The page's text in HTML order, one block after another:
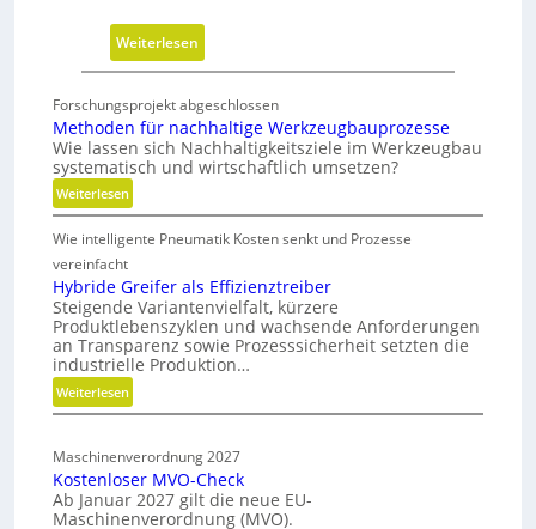
a
t
i
g
e
i
s
-
R
o
d
a
p
Weiterlesen
N
u
e
V
r
s
o
n
d
e
C
C
-
S
Forschungsprojekt abgeschlossen
Methoden für nachhaltige Werkzeugbauprozesse
Wie lassen sich Nachhaltigkeitsziele im Werkzeugbau
systematisch und wirtschaftlich umsetzen?
Weiterlesen:
M
e
h
o
d
e
n
f
ü
n
a
Wie intelligente Pneumatik Kosten senkt und Prozesse
vereinfacht
Hybride Greifer als Effizienztreiber
Steigende Variantenvielfalt, kürzere
Produktlebenszyklen und wachsende Anforderungen
an Transparenz sowie Prozesssicherheit setzten die
industrielle Produktion…
Weiterlesen:
H
b
r
i
Maschinenverordnung 2027
Kostenloser MVO-Check
Ab Januar 2027 gilt die neue EU-
Maschinenverordnung (MVO).